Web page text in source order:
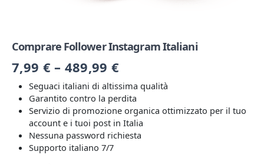
Comprare Follower Instagram Italiani
7,99 € – 489,99 €
Seguaci italiani di altissima qualità
Garantito contro la perdita
Servizio di promozione organica ottimizzato per il tuo
account e i tuoi post in Italia
Nessuna password richiesta
Supporto italiano 7/7